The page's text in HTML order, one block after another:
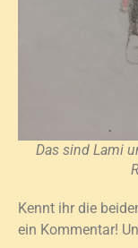
Das sind Lami
Kennt ihr die
ein Kommentar!